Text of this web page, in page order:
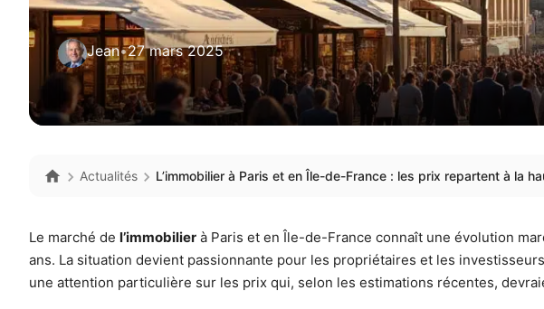
Jean•27 mars 2025
Actualités L’immobilier à Paris et en Île-de-France : les prix repartent à la
Le marché de l’immobilier à Paris et en Île-de-France connaît une évolution
ans. La situation devient passionnante pour les propriétaires et les
une attention particulière sur les prix qui, selon les estimations récentes,